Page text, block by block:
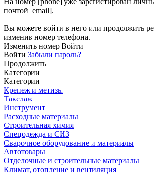
На номер [phone] уже зарегистирован
почтой [email].
Вы можете войти в него или продолжить
изменив номер телефона.
Изменить номер Войти
Войти Забыли пароль?
Продолжить
Категории
Категории
Крепеж и метизы
Такелаж
Инструмент
Расходные материалы
Строительная химия
Спецодежда и СИЗ
Сварочное оборудование и материалы
Автотовары
Отделочные и строительные материалы
Климат, отопление и вентиляция